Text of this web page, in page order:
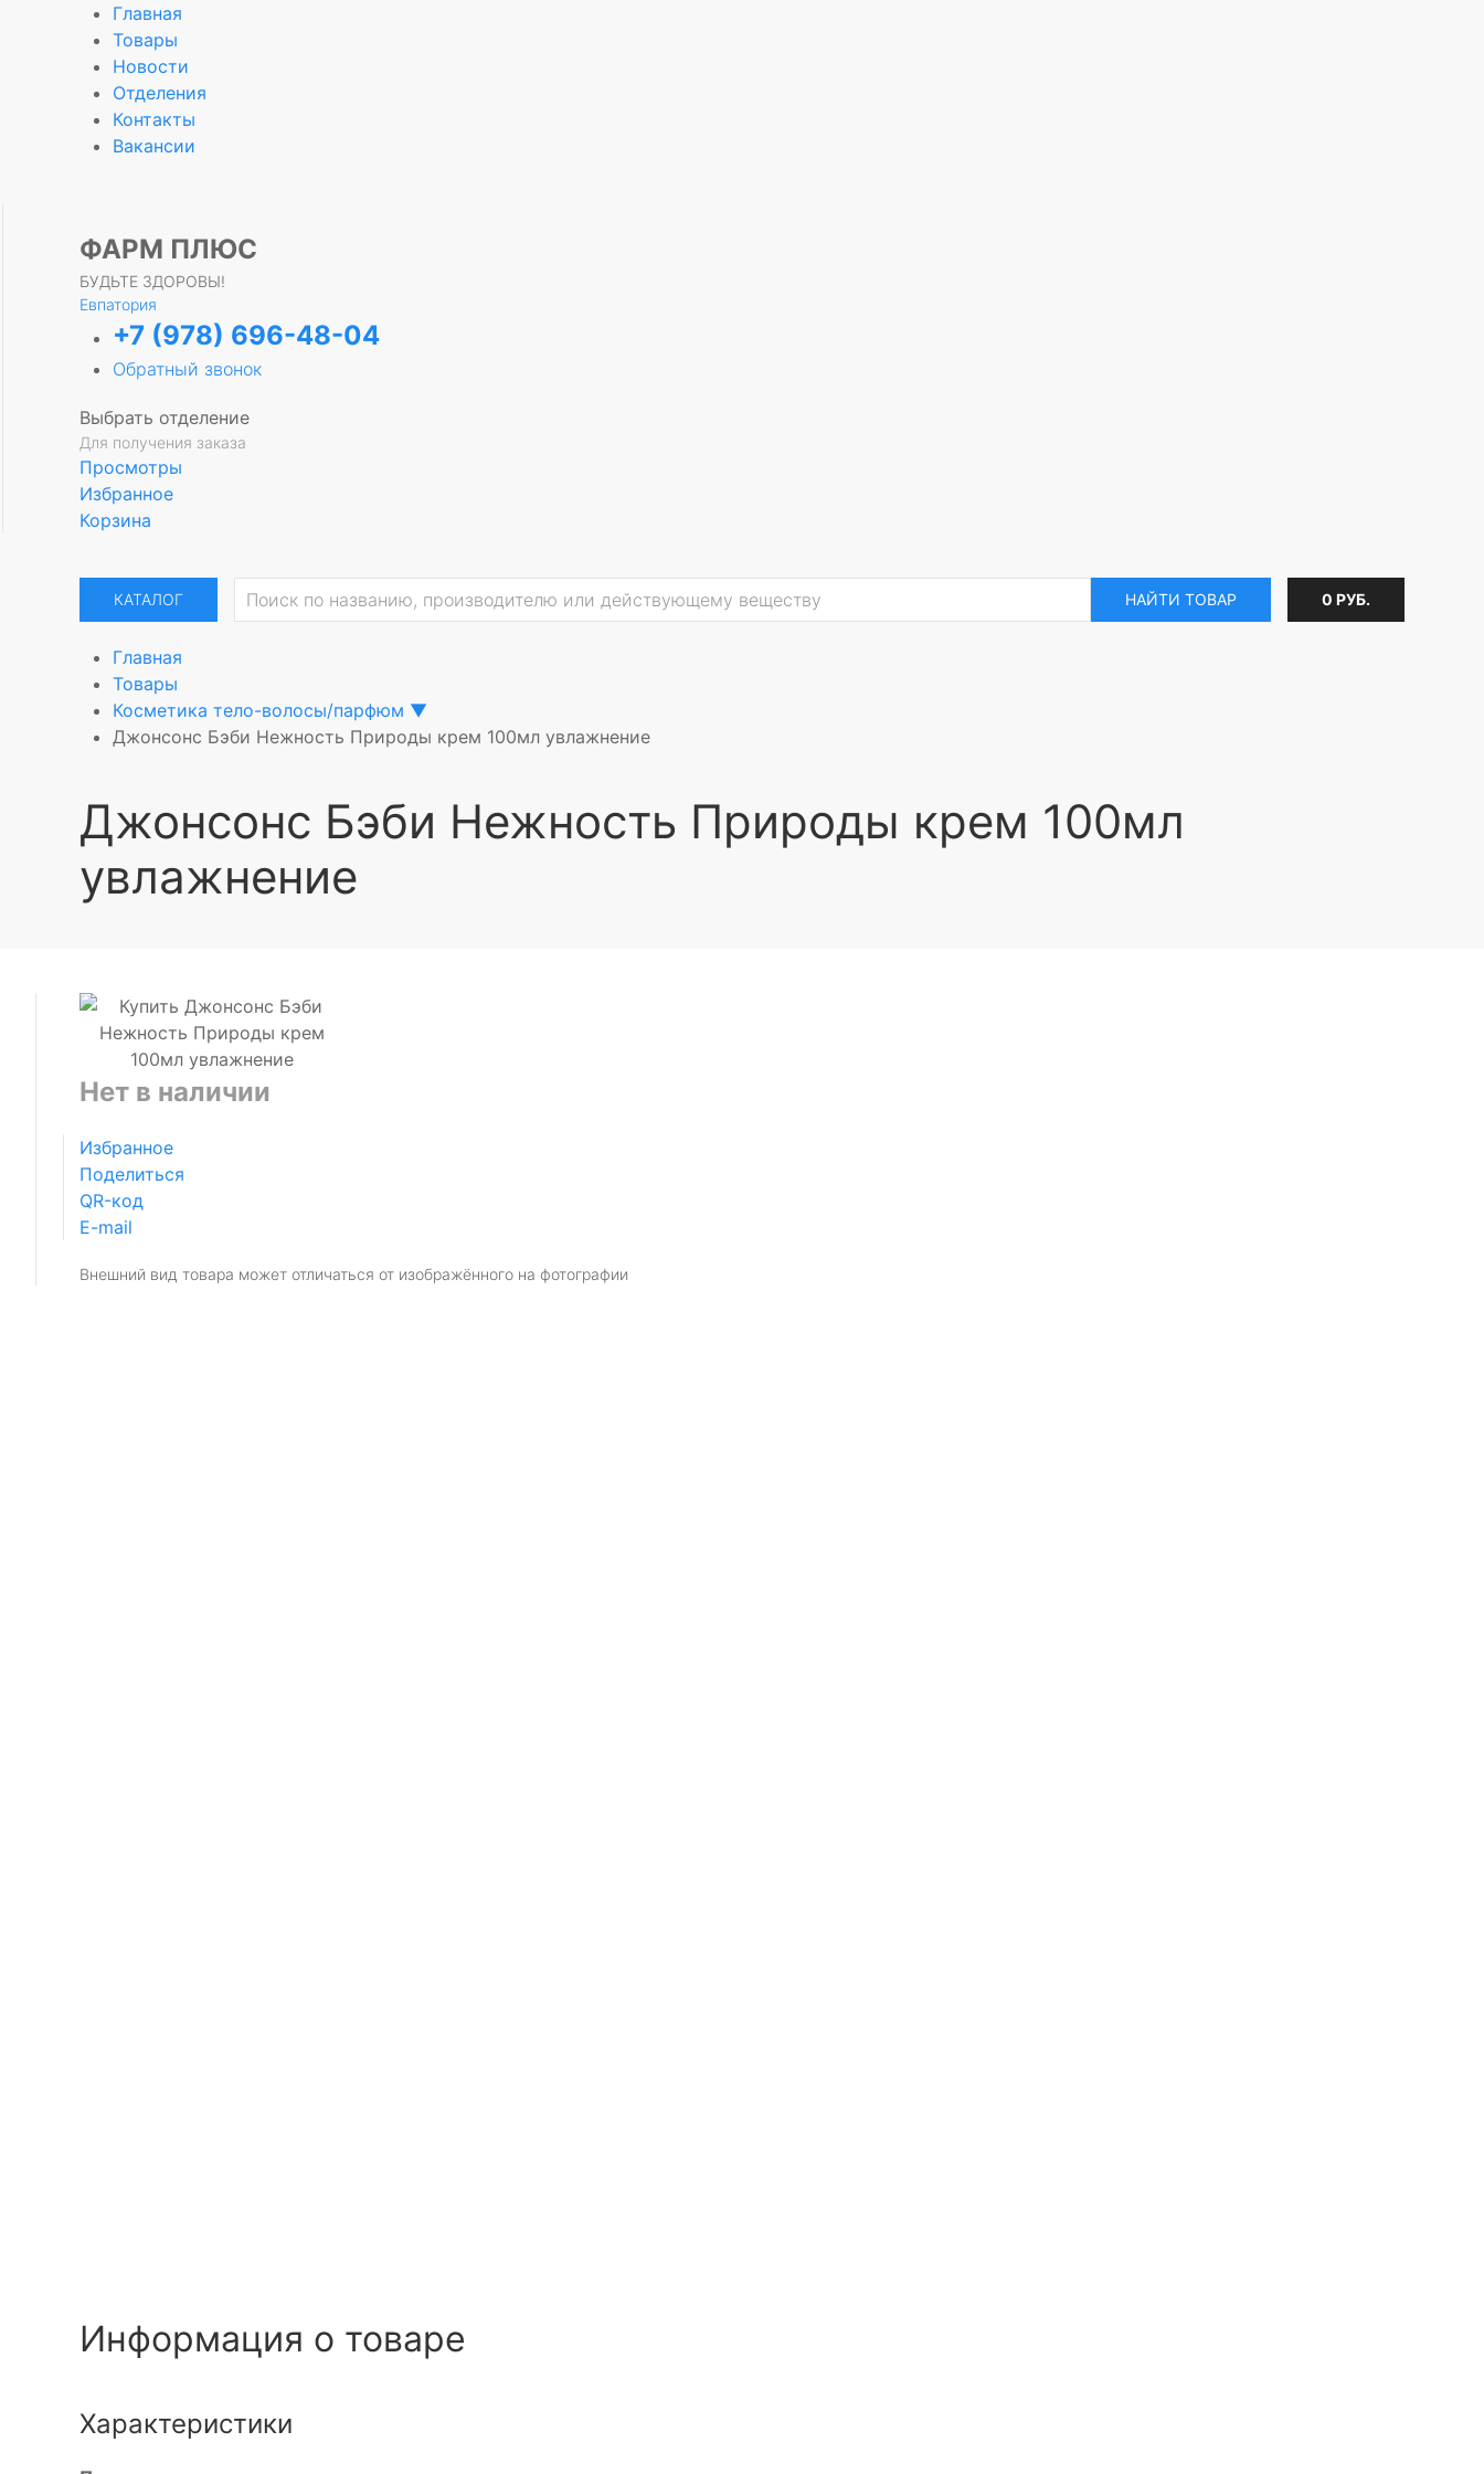
Главная
Товары
Новости
Отделения
Контакты
Вакансии
ФАРМ ПЛЮС
БУДЬТЕ ЗДОРОВЫ!
Евпатория
+7 (978) 696-48-04
Обратный звонок
Выбрать отделение
Для получения заказа
Просмотры
Избранное
Корзина
КАТАЛОГ НАЙТИ ТОВАР 0 РУБ.
Главная
Товары
Косметика тело-волосы/парфюм ▼
Джонсонс Бэби Нежность Природы крем 100мл увлажнение
Джонсонс Бэби Нежность Природы крем 100мл
увлажнение
Нет в наличии
Избранное
Поделиться
QR-код
E-mail
Внешний вид товара может отличаться от изображённого на фотографии
Информация о товаре
Характеристики